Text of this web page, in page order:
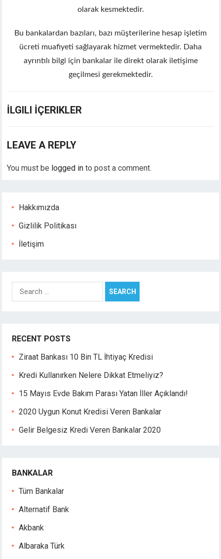
escort
giriş
giriş
olarak kesmektedir.
Bu bankalardan bazıları, bazı müşterilerine hesap işletim
ücreti muafiyeti sağlayarak hizmet vermektedir. Daha
ayrıntılı bilgi için bankalar ile direkt olarak iletişime
geçilmesi gerekmektedir.
İLGILI İÇERIKLER
LEAVE A REPLY
You must be logged in to post a comment.
Hakkımızda
Gizlilik Politikası
İletişim
Search
for:
RECENT POSTS
Ziraat Bankası 10 Bin TL İhtiyaç Kredisi
Kredi Kullanırken Nelere Dikkat Etmeliyiz?
15 Mayıs Evde Bakım Parası Yatan İller Açıklandı!
2020 Uygun Konut Kredisi Veren Bankalar
Gelir Belgesiz Kredi Veren Bankalar 2020
BANKALAR
Tüm Bankalar
Alternatif Bank
Akbank
Albaraka Türk